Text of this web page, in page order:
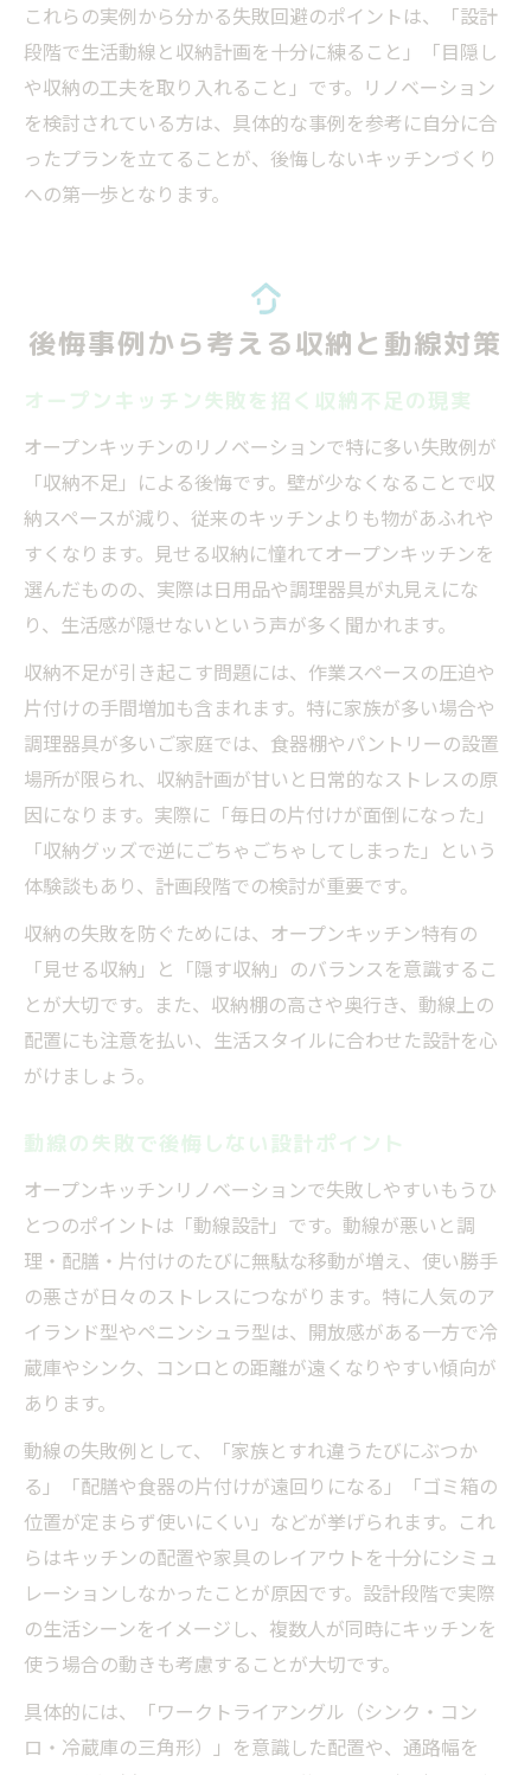
これらの実例から分かる失敗回避のポイントは、「設計
段階で生活動線と収納計画を十分に練ること」「目隠し
や収納の工夫を取り入れること」です。リノベーション
を検討されている方は、具体的な事例を参考に自分に合
ったプランを立てることが、後悔しないキッチンづくり
への第一歩となります。
後悔事例から考える収納と動線対策
オープンキッチン失敗を招く収納不足の現実
オープンキッチンのリノベーションで特に多い失敗例が
「収納不足」による後悔です。壁が少なくなることで収
納スペースが減り、従来のキッチンよりも物があふれや
すくなります。見せる収納に憧れてオープンキッチンを
選んだものの、実際は日用品や調理器具が丸見えにな
り、生活感が隠せないという声が多く聞かれます。
収納不足が引き起こす問題には、作業スペースの圧迫や
片付けの手間増加も含まれます。特に家族が多い場合や
調理器具が多いご家庭では、食器棚やパントリーの設置
場所が限られ、収納計画が甘いと日常的なストレスの原
因になります。実際に「毎日の片付けが面倒になった」
「収納グッズで逆にごちゃごちゃしてしまった」という
体験談もあり、計画段階での検討が重要です。
収納の失敗を防ぐためには、オープンキッチン特有の
「見せる収納」と「隠す収納」のバランスを意識するこ
とが大切です。また、収納棚の高さや奥行き、動線上の
配置にも注意を払い、生活スタイルに合わせた設計を心
がけましょう。
動線の失敗で後悔しない設計ポイント
オープンキッチンリノベーションで失敗しやすいもうひ
とつのポイントは「動線設計」です。動線が悪いと調
理・配膳・片付けのたびに無駄な移動が増え、使い勝手
の悪さが日々のストレスにつながります。特に人気のア
イランド型やペニンシュラ型は、開放感がある一方で冷
蔵庫やシンク、コンロとの距離が遠くなりやすい傾向が
あります。
動線の失敗例として、「家族とすれ違うたびにぶつか
る」「配膳や食器の片付けが遠回りになる」「ゴミ箱の
位置が定まらず使いにくい」などが挙げられます。これ
らはキッチンの配置や家具のレイアウトを十分にシミュ
レーションしなかったことが原因です。設計段階で実際
の生活シーンをイメージし、複数人が同時にキッチンを
使う場合の動きも考慮することが大切です。
具体的には、「ワークトライアングル（シンク・コン
ロ・冷蔵庫の三角形）」を意識した配置や、通路幅を